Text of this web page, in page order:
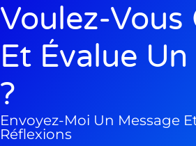
Voulez-Vous
Et Évalue
?
Envoyez-Moi Un Message
Réflexions